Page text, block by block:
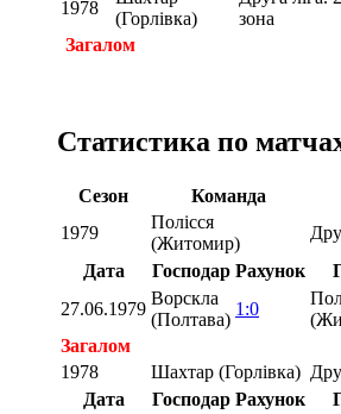
1978
(Горлівка)
зона
Загалом
Статистика по
Сезон Команда
1979
Полісся
(Житомир)
Дата
Господар Рахунок
27.06.1979
Ворскла
(Полтава)
1:0
Загалом
1978
Шахтар (Горлівка)
Дата
Господар Рахунок